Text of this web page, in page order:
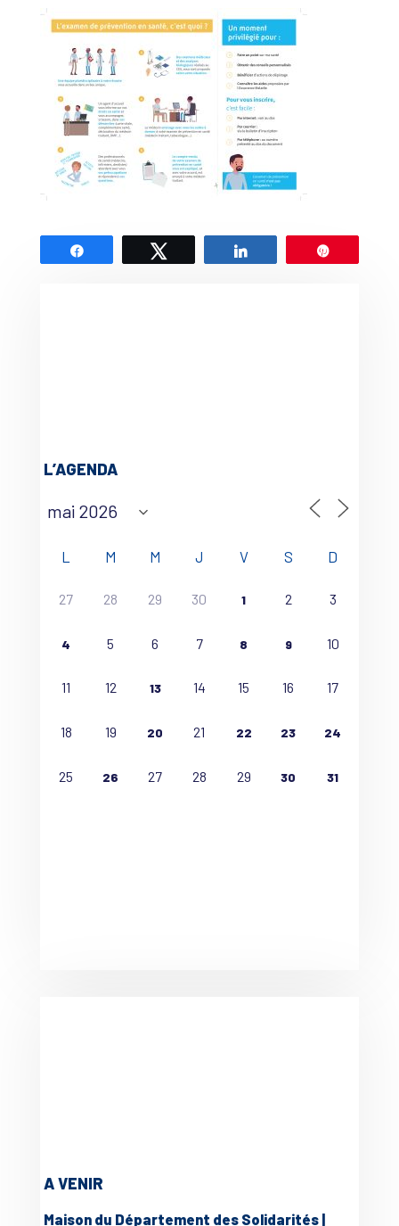
L’AGENDA
L M M J V S D
27 28 29 30 1 2 3
4 5 6 7 8 9 10
11 12 13 14 15 16 17
18 19 20 21 22 23 24
25 26 27 28 29 30 31
A VENIR
Maison du Département des Solidarités |